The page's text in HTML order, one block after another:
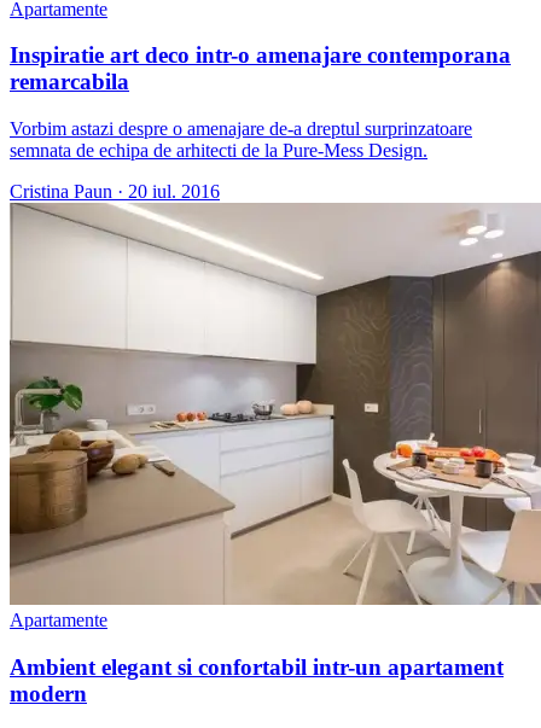
Apartamente
Inspiratie art deco intr-o amenajare contemporana
remarcabila
Vorbim astazi despre o amenajare de-a dreptul surprinzatoare
semnata de echipa de arhitecti de la Pure-Mess Design.
Cristina Paun · 20 iul. 2016
Apartamente
Ambient elegant si confortabil intr-un apartament
modern